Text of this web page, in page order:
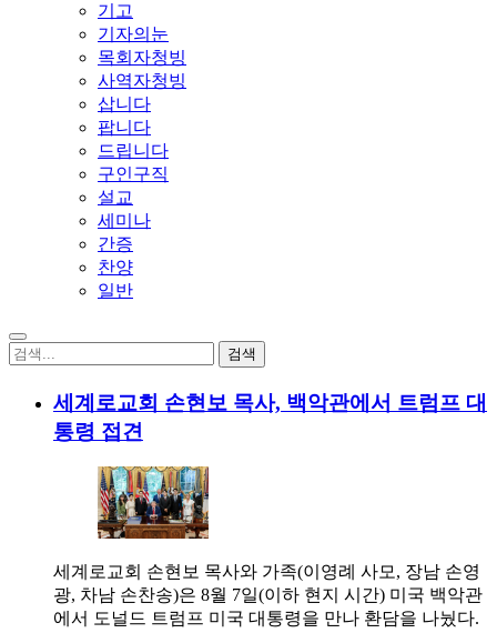
기고
기자의눈
목회자청빙
사역자청빙
삽니다
팝니다
드립니다
구인구직
설교
세미나
간증
찬양
일반
세계로교회 손현보 목사, 백악관에서 트럼프 대
통령 접견
세계로교회 손현보 목사와 가족(이영례 사모, 장남 손영
광, 차남 손찬송)은 8월 7일(이하 현지 시간) 미국 백악관
에서 도널드 트럼프 미국 대통령을 만나 환담을 나눴다.